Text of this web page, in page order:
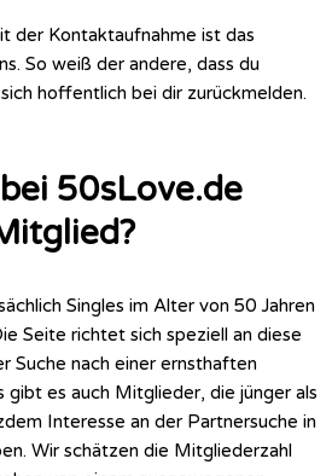
der Kontaktaufnahme ist das
So weiß der andere, dass du
hoffentlich bei dir zurückmelden.
50sLove.de
Singles im Alter von 50 Jahren
Seite richtet sich speziell an diese
Suche nach einer ernsthaften
gibt es auch Mitglieder, die jünger als
Interesse an der Partnersuche in
Wir schätzen die Mitgliederzahl